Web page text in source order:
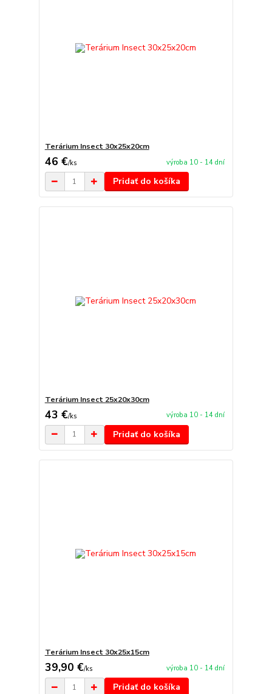
Terárium Insect 30x25x20cm
46 €/ks výroba 10 - 14 dní
Pridať do košíka
Terárium Insect 25x20x30cm
43 €/ks výroba 10 - 14 dní
Pridať do košíka
Terárium Insect 30x25x15cm
39,90 €/ks výroba 10 - 14 dní
Pridať do košíka